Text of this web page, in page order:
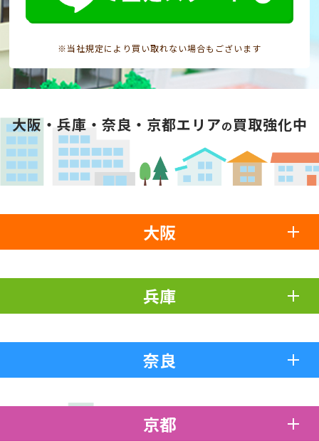
※当社規定により買い取れない場合もございます
大阪・兵庫・奈良・京都エリアの買取強化中
大阪
兵庫
奈良
京都